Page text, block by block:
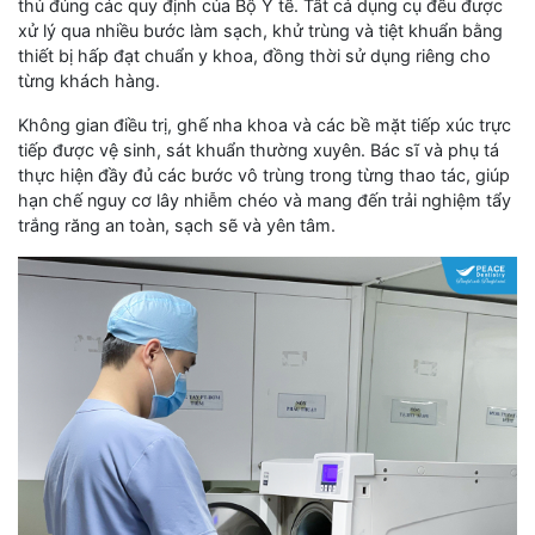
thủ đúng các quy định của Bộ Y tế. Tất cả dụng cụ đều được
xử lý qua nhiều bước làm sạch, khử trùng và tiệt khuẩn bằng
thiết bị hấp đạt chuẩn y khoa, đồng thời sử dụng riêng cho
từng khách hàng.
Không gian điều trị, ghế nha khoa và các bề mặt tiếp xúc trực
tiếp được vệ sinh, sát khuẩn thường xuyên. Bác sĩ và phụ tá
thực hiện đầy đủ các bước vô trùng trong từng thao tác, giúp
hạn chế nguy cơ lây nhiễm chéo và mang đến trải nghiệm tẩy
trắng răng an toàn, sạch sẽ và yên tâm.